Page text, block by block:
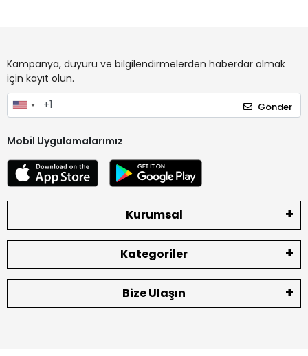
Kampanya, duyuru ve bilgilendirmelerden haberdar olmak
için kayıt olun.
Gönder
Mobil Uygulamalarımız
Kurumsal
Kategoriler
Bize Ulaşın